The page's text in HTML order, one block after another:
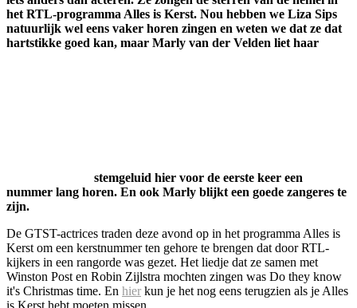
het RTL-programma Alles is Kerst. Nou hebben we Liza Sips
natuurlijk wel eens vaker horen zingen en weten we dat ze dat
hartstikke goed kan, maar Marly van der Velden liet haar
stemgeluid hier voor de eerste keer een
nummer lang horen. En ook Marly blijkt een goede zangeres te
zijn.
De GTST-actrices traden deze avond op in het programma Alles is
Kerst om een kerstnummer ten gehore te brengen dat door RTL-
kijkers in een rangorde was gezet. Het liedje dat ze samen met
Winston Post en Robin Zijlstra mochten zingen was Do they know
it's Christmas time. En hier kun je het nog eens terugzien als je Alles
is Kerst hebt moeten missen.